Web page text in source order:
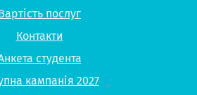
послуг
Контакти
студента
кампанія 2027